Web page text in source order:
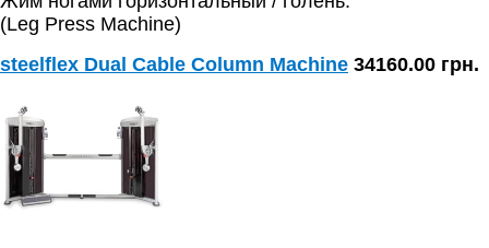
(Leg Press Machine)
steelflex Dual Cable Column Machine 34160.00 грн.